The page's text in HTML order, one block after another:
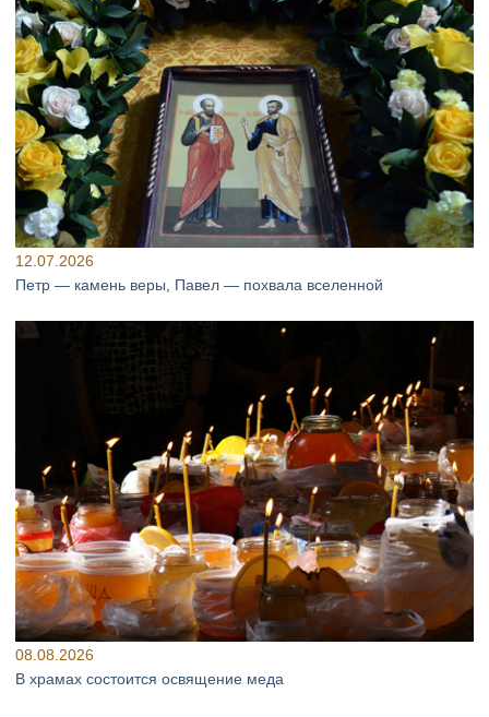
12.07.2026
Петр — камень веры, Павел — похвала вселенной
08.08.2026
В храмах состоится освящение меда